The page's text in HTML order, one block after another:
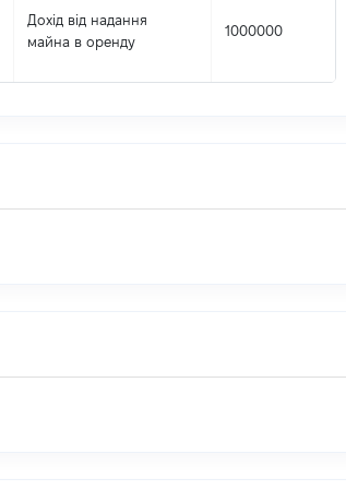
Дохід від надання
майна в оренду
1000000